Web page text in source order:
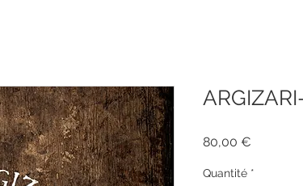
80,00 €Prix
Quantité *